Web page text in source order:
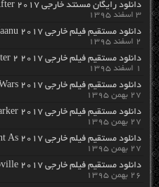
دانلود رایگان مسنتد خارجی Britney Ever After 2017 با لینک مستقیم
۳ اسفند ۱۳۹۵
دانلود مستقیم فیلم خارجی OK Jaanu 2017 از سرور سایت
۲ اسفند ۱۳۹۵
دانلود مستقیم فیلم خارجی John Wick: Chapter 2 2017 از سرور سایت
۱ اسفند ۱۳۹۵
دانلود مستقیم فیلم خارجی Cross Wars 2017 از سرور سایت
۲۷ بهمن ۱۳۹۵
دانلود مستقیم فیلم خارجی Fifty Shades Darker 2017 از سرور سایت
۲۷ بهمن ۱۳۹۵
دانلود مستقیم فیلم خارجی From Straight As 2017 از سرور سایت
۲۷ بهمن ۱۳۹۵
دانلود مستقیم فیلم خارجی Zeroville 2017 از سرور سایت
۲۶ بهمن ۱۳۹۵